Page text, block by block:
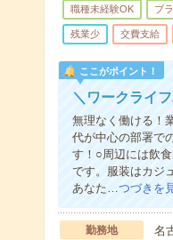
職種未経験OK ブ
残業少 交費支給
ここがポイント！
＼ワークライ
無理なく働ける！
代が中心の部署で
す！○周辺には飲
です。服装はカジ
あなた…つづきを
勤務地
名